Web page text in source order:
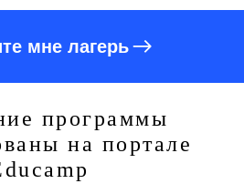
мне лагерь
программы
на портале